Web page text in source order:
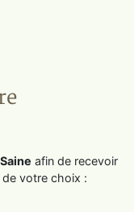
afin de recevoir
de votre choix :